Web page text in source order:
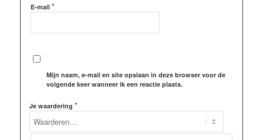
E-mail *
Mijn naam, e-mail en site opslaan in deze browser voor de
volgende keer wanneer ik een reactie plaats.
Je waardering *